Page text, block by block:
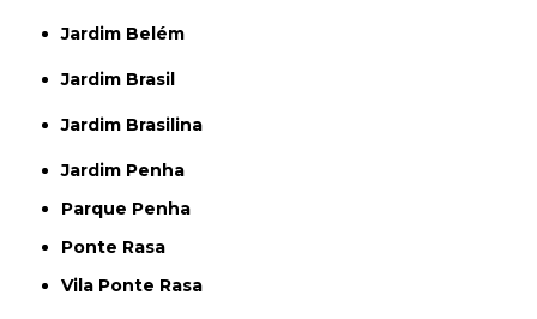
Jardim Belém
Jardim Brasil
Jardim Brasilina
Jardim Penha
Parque Penha
Ponte Rasa
Vila Ponte Rasa